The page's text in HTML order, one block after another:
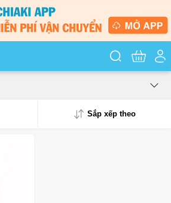
Tìm kiếm
Sắp xếp theo